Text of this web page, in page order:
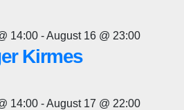
14:00-August 16 @ 23:00
Kirmes
14:00-August 17 @ 22:00